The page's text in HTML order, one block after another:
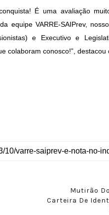
É uma avaliação
equipe VARRE-SAIPrev,
e Executivo e
colaboram conosco!”, destacou
Mutirão
Carteira De